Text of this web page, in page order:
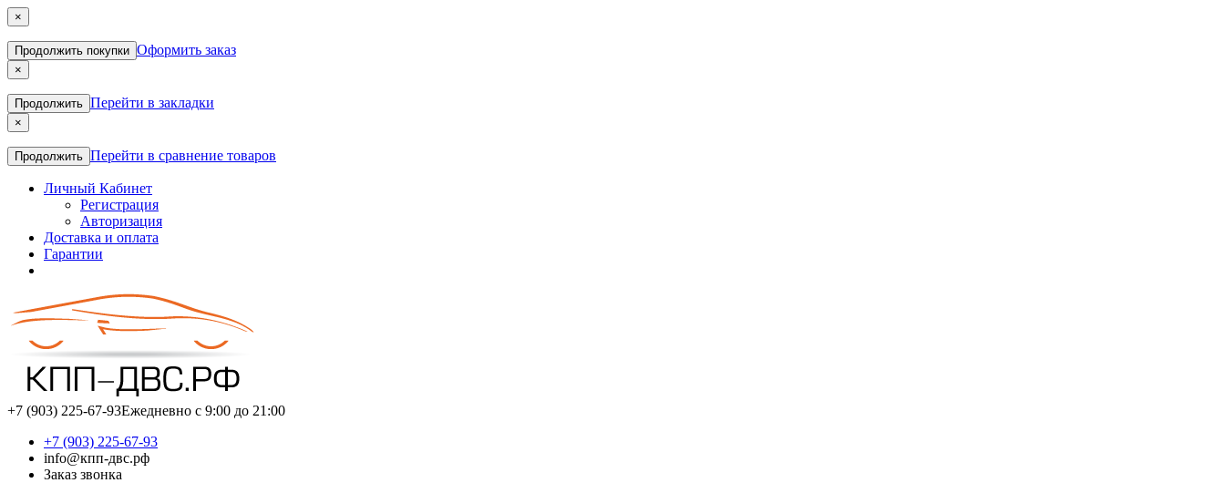
×
Продолжить покупки Оформить заказ
×
Продолжить Перейти в закладки
×
Продолжить Перейти в сравнение товаров
Личный Кабинет
Регистрация
Авторизация
Доставка и оплата
Гарантии
+7 (903) 225-67-93Ежедневно с 9:00 до 21:00
+7 (903) 225-67-93
info@кпп-двс.рф
Заказ звонка